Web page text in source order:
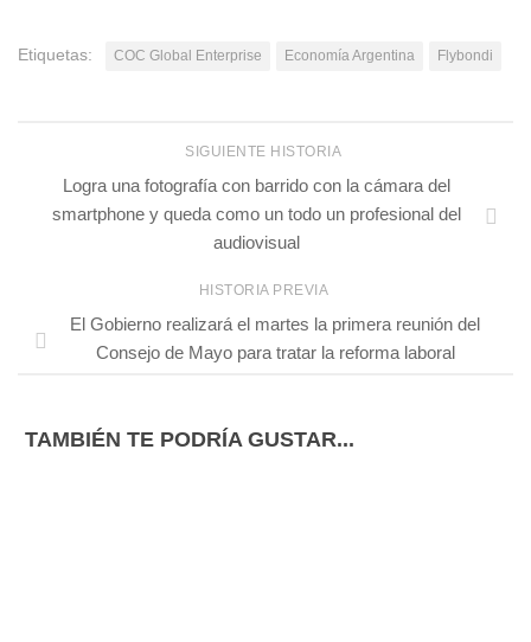
Etiquetas: COC Global Enterprise Economía Argentina Flybondi
SIGUIENTE HISTORIA
Logra una fotografía con barrido con la cámara del
smartphone y queda como un todo un profesional del
audiovisual
HISTORIA PREVIA
El Gobierno realizará el martes la primera reunión del
Consejo de Mayo para tratar la reforma laboral
TAMBIÉN TE PODRÍA GUSTAR...